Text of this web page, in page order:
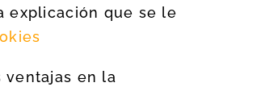
explicación que se le
en la